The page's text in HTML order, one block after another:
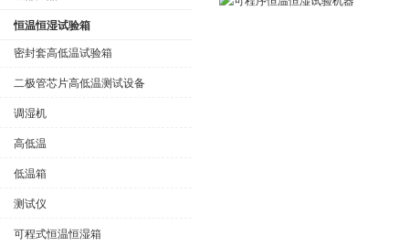
恒温恒湿试验箱
密封套高低温试验箱
二极管芯片高低温测试设备
调湿机
高低温
低温箱
测试仪
可程式恒温恒湿箱